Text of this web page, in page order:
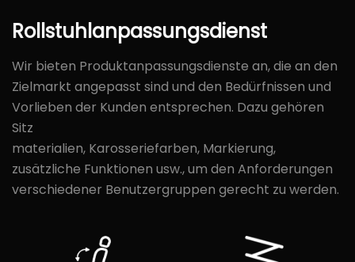
Rollstuhlanpassungsdienst
Wir bieten Produktanpassungsdienste an, die an den
Zielmarkt angepasst sind und den Bedürfnissen und
Vorlieben der Kunden entsprechen. Dazu gehören
Sitz
materialien, Karosseriefarben, Markierung,
zusätzliche Funktionen usw., um den Anforderungen
verschiedener Benutzergruppen gerecht zu werden.